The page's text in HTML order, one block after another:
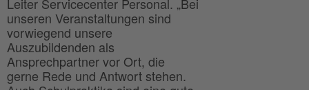
unseren Veranstaltungen sind
vorwiegend unsere
Auszubildenden als
Ansprechpartner vor Ort, die
gerne Rede und Antwort stehen.